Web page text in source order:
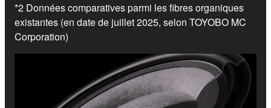
*2 Données comparatives parmi les fibres organiques
existantes (en date de juillet 2025, selon TOYOBO MC
Corporation)